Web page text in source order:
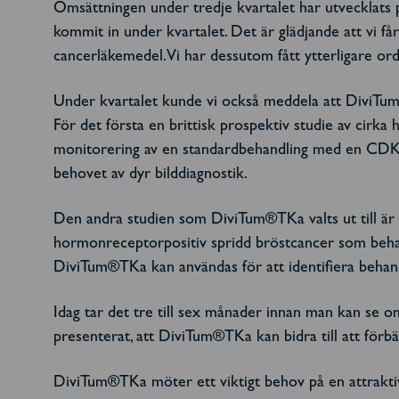
Omsättningen under tredje kvartalet har
kommit in under kvartalet. Det är glädjande att vi
cancerläkemedel. Vi har dessutom fått ytterligare
Under kvartalet kunde vi också meddela att
För det första en brittisk prospektiv studie av cirka
monitorering av en standardbehandling med en
behovet av dyr bilddiagnostik.
Den andra studien som DiviTum®TKa valts ut till
hormonreceptorpositiv spridd bröstcancer som
DiviTum®TKa kan användas för att identifiera
Idag tar det tre till sex månader innan man kan se
presenterat, att DiviTum®TKa kan bidra till att
DiviTum®TKa möter ett viktigt behov på en